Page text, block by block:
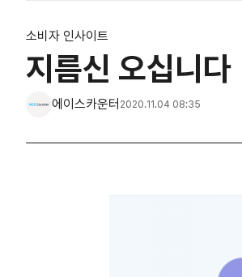
소비자 인사이트
지름신 오십니다
에이스카운터 2020.11.04 08:35